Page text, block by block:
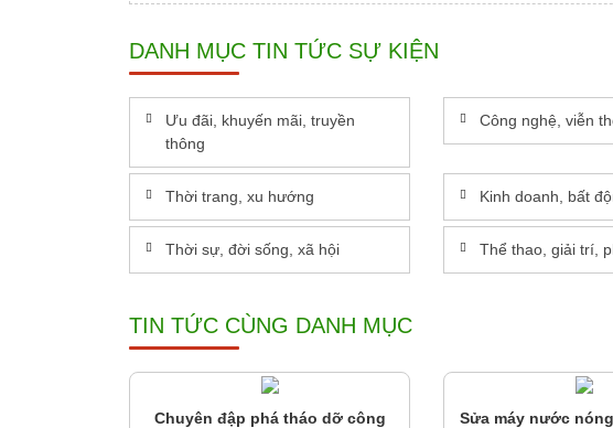
DANH MỤC TIN TỨC SỰ KIỆN
Ưu đãi, khuyến mãi, truyền
thông
Công nghệ, viễn
Thời trang, xu hướng Kinh doanh, bất
Thời sự, đời sống, xã hội Thể thao, giải trí,
TIN TỨC CÙNG DANH MỤC
Chuyên đập phá tháo dỡ công
Sửa máy nước